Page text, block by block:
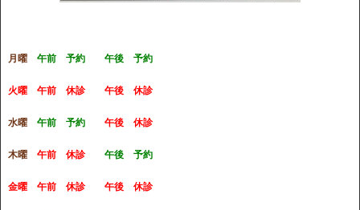
月曜 午前 予約 午後 予約
火曜 午前 休診 午後 休診
水曜 午前 予約 午後 休診
木曜 午前 休診 午後 予約
金曜 午前 休診 午後 休診